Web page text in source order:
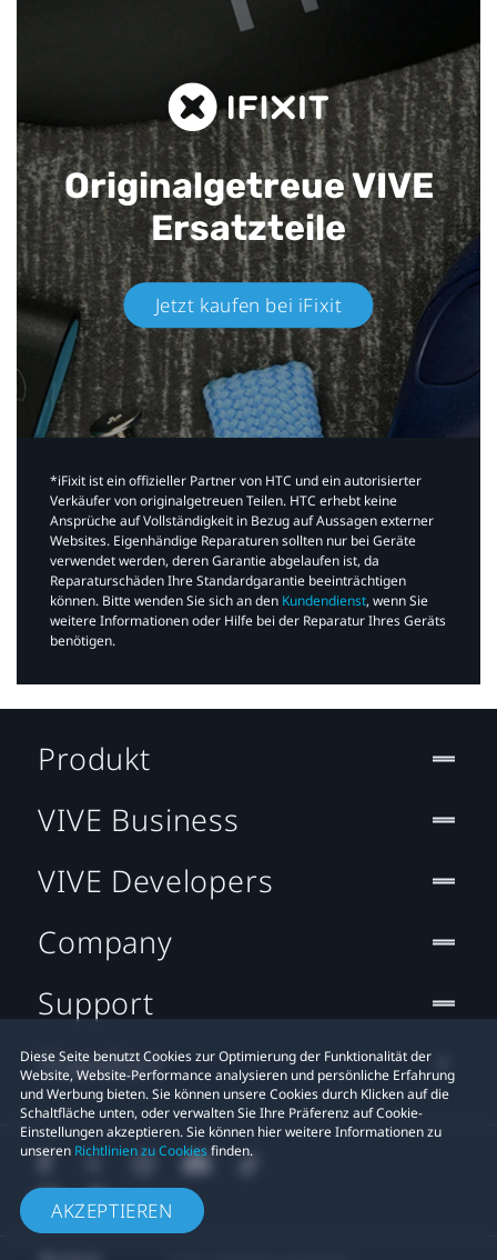
Originalgetreue VIVE
Ersatzteile
Jetzt kaufen bei iFixit​
*iFixit ist ein offizieller Partner von HTC und ein autorisierter
Verkäufer von originalgetreuen Teilen. HTC erhebt keine
Ansprüche auf Vollständigkeit in Bezug auf Aussagen externer
Websites. Eigenhändige Reparaturen sollten nur bei Geräte
verwendet werden, deren Garantie abgelaufen ist, da
Reparaturschäden Ihre Standardgarantie beeinträchtigen
können. Bitte wenden Sie sich an den Kundendienst, wenn Sie
weitere Informationen oder Hilfe bei der Reparatur Ihres Geräts
benötigen.​
Diese Seite benutzt Cookies zur Optimierung der Funktionalität der
Website, Website-Performance analysieren und persönliche Erfahrung
und Werbung bieten. Sie können unsere Cookies durch Klicken auf die
Schaltfläche unten, oder verwalten Sie Ihre Präferenz auf Cookie-
Einstellungen akzeptieren. Sie können hier weitere Informationen zu
unseren Richtlinien zu Cookiesfinden.
AKZEPTIEREN
Produkt
VIVE Business
VIVE Developers
Company
Support
Standort